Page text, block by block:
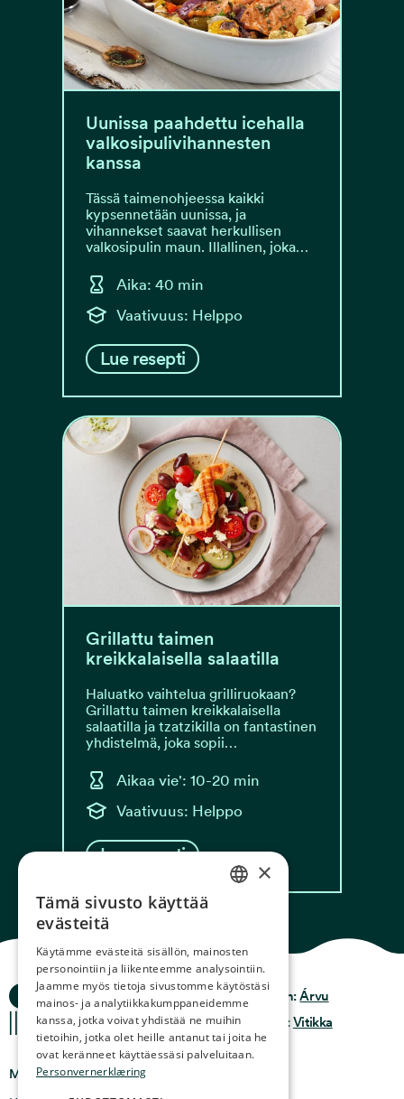
Uunissa paahdettu icehalla
valkosipulivihannesten
kanssa
Tässä taimenohjeessa kaikki
kypsennetään uunissa, ja
vihannekset saavat herkullisen
valkosipulin maun. Illallinen, joka…
Aika: 40 min
Vaativuus: Helppo
Lue resepti
Grillattu taimen
kreikkalaisella salaatilla
Haluatko vaihtelua grilliruokaan?
Grillattu taimen kreikkalaisella
salaatilla ja tzatzikilla on fantastinen
yhdistelmä, joka sopii…
Aikaa vie': 10-20 min
Vaativuus: Helppo
Lue resepti
Ocean Stories
Missä meidät löytää
Tietosuoja & Käytäntö
Ehdot & käyttöehdot
Design:Árvu
Koodi:Vitikka
NORWEGIAN
GERMAN
FRENCH
FINNISH
×
Tämä sivusto käyttää
evästeitä
Käytämme evästeitä sisällön, mainosten
personointiin ja liikenteemme analysointiin.
Jaamme myös tietoja sivustomme käytöstäsi
mainos- ja analytiikkakumppaneidemme
kanssa, jotka voivat yhdistää ne muihin
tietoihin, jotka olet heille antanut tai joita he
ovat keränneet käyttäessäsi palveluitaan.
Personvernerklæring